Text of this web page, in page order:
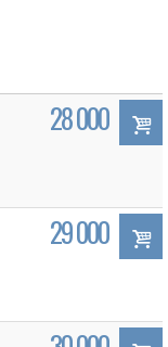
28 000
29 000